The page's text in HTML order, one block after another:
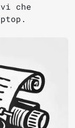
che